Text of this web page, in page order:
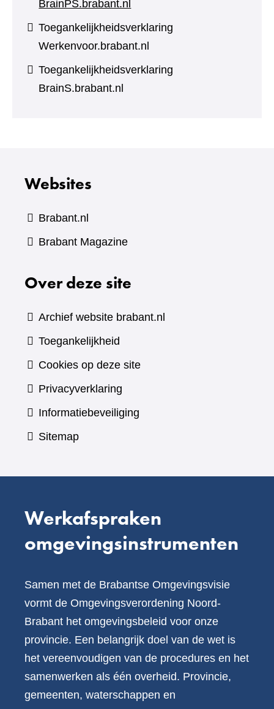
BrainPS.brabant.nl
Toegankelijkheidsverklaring
Werkenvoor.brabant.nl
Toegankelijkheidsverklaring
BrainS.brabant.nl
Websites
Brabant.nl
Brabant Magazine(verwijst
een
website)
Over deze site
Archief website brabant.nl
Toegankelijkheid
Cookies op deze site
Privacyverklaring
Informatiebeveiliging
Sitemap
Werkafspraken
omgevingsinstrumenten
Samen met de Brabantse Omgevingsvisie
vormt de Omgevingsverordening Noord-
Brabant het omgevingsbeleid voor onze
provincie. Een belangrijk doel van de wet is
het vereenvoudigen van de procedures en het
samenwerken als één overheid. Provincie,
gemeenten, waterschappen en